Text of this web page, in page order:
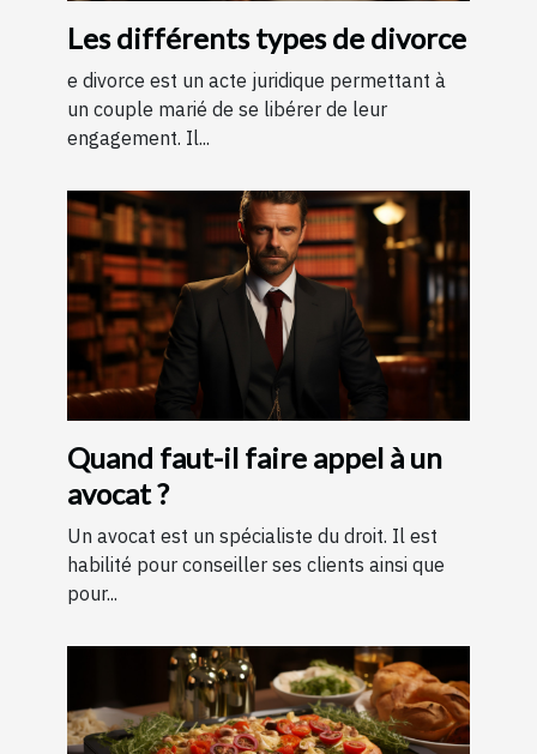
Les différents types de divorce
e divorce est un acte juridique permettant à
un couple marié de se libérer de leur
engagement. Il...
Quand faut-il faire appel à un
avocat ?
Un avocat est un spécialiste du droit. Il est
habilité pour conseiller ses clients ainsi que
pour...